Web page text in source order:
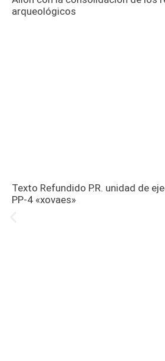
arqueológicos
Texto Refundido P.R. unidad de
PP-4 «xovaes»